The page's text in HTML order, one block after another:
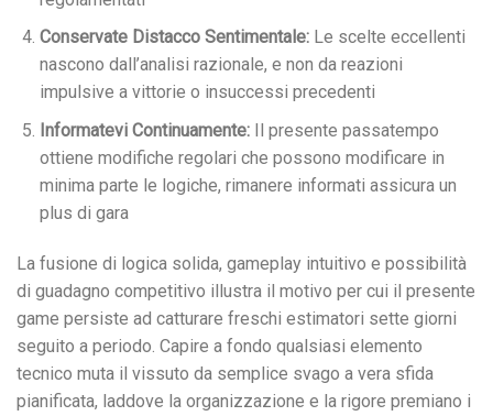
Conservate Distacco Sentimentale:Le scelte eccellenti
nascono dall’analisi razionale, e non da reazioni
impulsive a vittorie o insuccessi precedenti
Informatevi Continuamente:Il presente passatempo
ottiene modifiche regolari che possono modificare in
minima parte le logiche, rimanere informati assicura un
plus di gara
La fusione di logica solida, gameplay intuitivo e possibilità
di guadagno competitivo illustra il motivo per cui il presente
game persiste ad catturare freschi estimatori sette giorni
seguito a periodo. Capire a fondo qualsiasi elemento
tecnico muta il vissuto da semplice svago a vera sfida
pianificata, laddove la organizzazione e la rigore premiano i